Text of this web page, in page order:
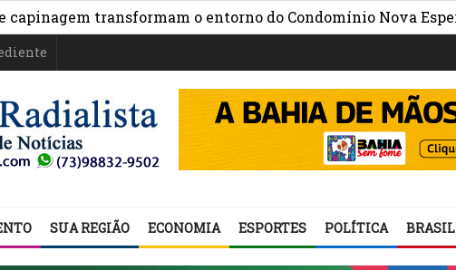
transformam o entorno do Condomínio Nova Esperança »
SUA REGIÃO ECONOMIA ESPORTES POLÍTICA BRASIL